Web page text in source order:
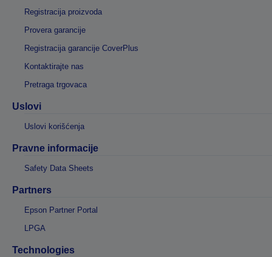
Registracija proizvoda
Provera garancije
Registracija garancije CoverPlus
Kontaktirajte nas
Pretraga trgovaca
Uslovi
Uslovi korišćenja
Pravne informacije
Safety Data Sheets
Partners
Epson Partner Portal
LPGA
Technologies